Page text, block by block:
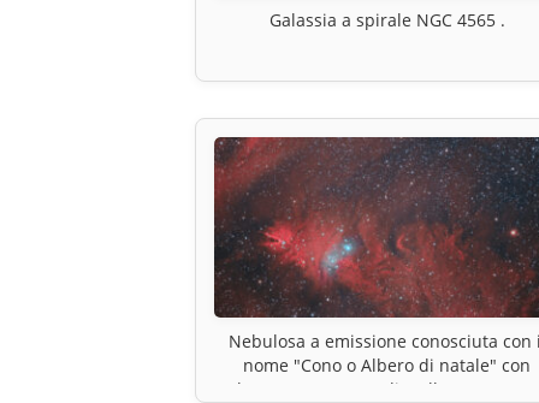
Galassia a spirale NGC 4565 .
Nebulosa a emissione conosciuta con
nome "Cono o Albero di natale" con
l’ammasso aperto di stelle NGC 2264.